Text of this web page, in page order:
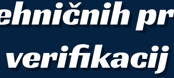
verifikacij